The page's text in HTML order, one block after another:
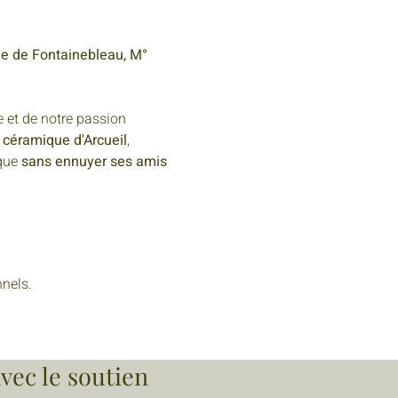
de Fontainebleau, M°
et de notre passion
d'Arcueil,
sans ennuyer ses amis
le soutien